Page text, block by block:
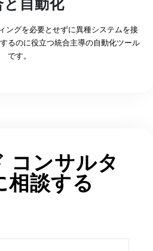
グを必要とせずに異種システムを接
るのに役立つ統合主導の自動化ツール
です。
コンサルタ
相談する